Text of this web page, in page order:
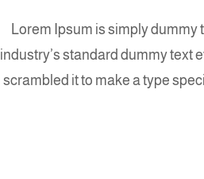
Lorem Ipsum is simply
industry’s standard dummy text
scrambled it to make a type